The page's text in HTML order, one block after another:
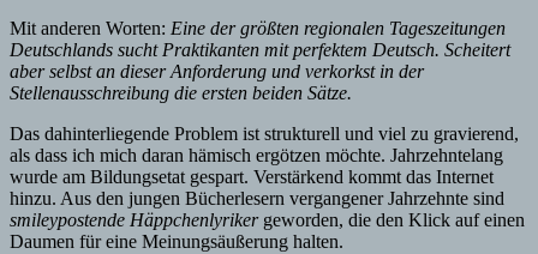
Mit anderen Worten: Eine der größten regionalen Tageszeitungen
Deutschlands sucht Praktikanten mit perfektem Deutsch. Scheitert
aber selbst an dieser Anforderung und verkorkst in der
Stellenausschreibung die ersten beiden Sätze.
Das dahinterliegende Problem ist strukturell und viel zu gravierend,
als dass ich mich daran hämisch ergötzen möchte. Jahrzehntelang
wurde am Bildungsetat gespart. Verstärkend kommt das Internet
hinzu. Aus den jungen Bücherlesern vergangener Jahrzehnte sind
smileypostende Häppchenlyrikergeworden, die den Klick auf einen
Daumen für eine Meinungsäußerung halten.